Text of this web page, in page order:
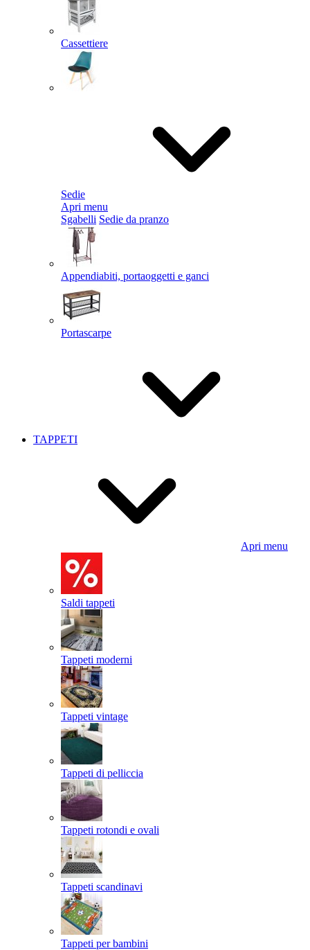
Cassettiere
Sedie
Apri menu
Sgabelli Sedie da pranzo
Appendiabiti, portaoggetti e ganci
Portascarpe
TAPPETI
Apri menu
Saldi tappeti
Tappeti moderni
Tappeti vintage
Tappeti di pelliccia
Tappeti rotondi e ovali
Tappeti scandinavi
Tappeti per bambini